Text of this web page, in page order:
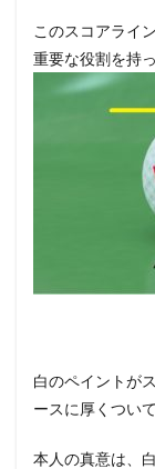
このスコアライ
重要な役割を持
白のペイントが
ースに厚くつい
本人の真意は、